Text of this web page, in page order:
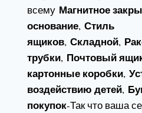
всему Магнитное
основание, Стиль
ящиков, Складной,
трубки, Почтовый
картонные коробки,
воздействию детей,
покупок-Так что ваша